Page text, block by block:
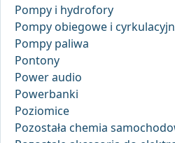
Pompy i hydrofory
Pompy obiegowe i
Pompy paliwa
Pontony
Power audio
Powerbanki
Poziomice
Pozostała chemia